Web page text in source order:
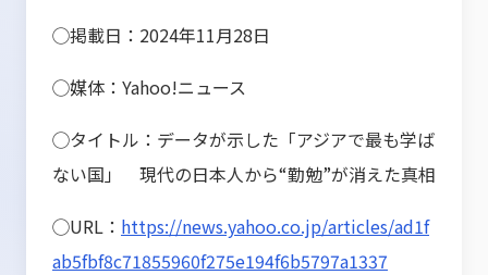
◯掲載日：2024年11月28日
◯媒体：Yahoo!ニュース
◯タイトル：データが示した「アジアで最も学ば
ない国」 現代の日本人から“勤勉”が消えた真相
◯URL： https://news.yahoo.co.jp/articles/ad1f
ab5fbf8c71855960f275e194f6b5797a1337